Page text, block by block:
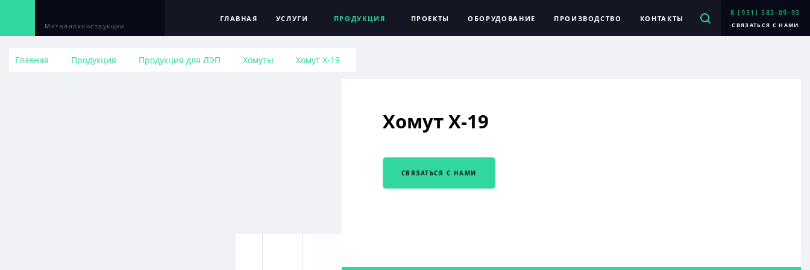
Металлоконструкции
ГЛАВНАЯ УСЛУГИ ПРОДУКЦИЯ ПРОЕКТЫ ОБОРУДОВАНИЕ ПРОИЗВОДСТВО КОНТАКТЫ
8 (931) 383-09-93
СВЯЗАТЬСЯ С НАМИ
Главная Продукция Продукция для ЛЭП Хомуты Хомут Х-19
Хомут Х-19
СВЯЗАТЬСЯ С НАМИ